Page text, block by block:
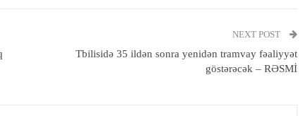
NEXT POST
Tbilisidə 35 ildən sonra yenidən tramvay fəaliyyət
göstərəcək – RƏSMİ